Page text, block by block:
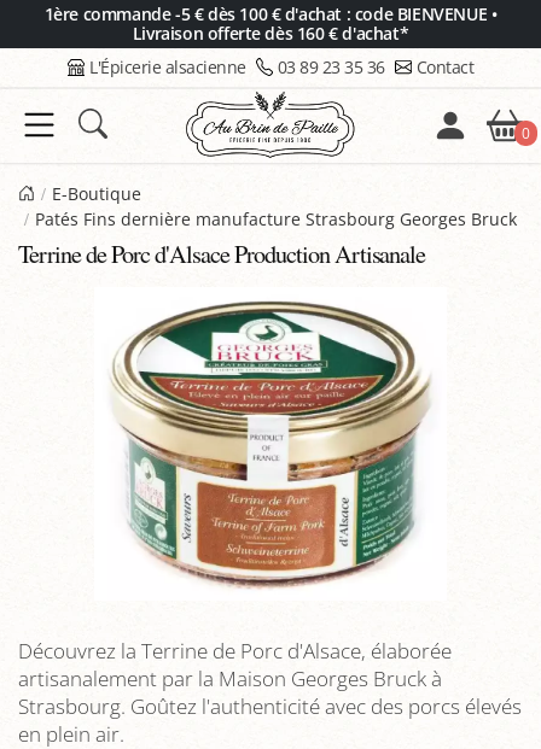
1ère commande -5 € dès 100 € d'achat : code BIENVENUE •
Livraison offerte dès 160 € d'achat*
L'Épicerie alsacienne 03 89 23 35 36 Contact
0
E-Boutique
Patés Fins dernière manufacture Strasbourg Georges Bruck
Terrine de Porc d'Alsace Production Artisanale
Découvrez la Terrine de Porc d'Alsace, élaborée
artisanalement par la Maison Georges Bruck à
Strasbourg. Goûtez l'authenticité avec des porcs élevés
en plein air.
Panneau de gestion des cookies